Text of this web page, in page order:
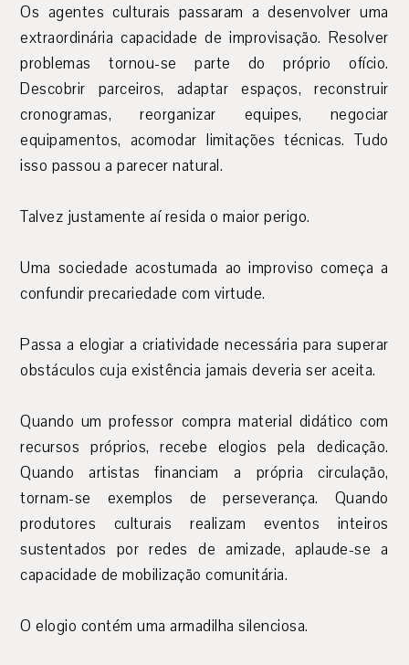
Os agentes culturais passaram a desenvolver uma
extraordinária capacidade de improvisação. Resolver
problemas tornou-se parte do próprio ofício.
Descobrir parceiros, adaptar espaços, reconstruir
cronogramas, reorganizar equipes, negociar
equipamentos, acomodar limitações técnicas. Tudo
isso passou a parecer natural.
Talvez justamente aí resida o maior perigo.
Uma sociedade acostumada ao improviso começa a
confundir precariedade com virtude.
Passa a elogiar a criatividade necessária para superar
obstáculos cuja existência jamais deveria ser aceita.
Quando um professor compra material didático com
recursos próprios, recebe elogios pela dedicação.
Quando artistas financiam a própria circulação,
tornam-se exemplos de perseverança. Quando
produtores culturais realizam eventos inteiros
sustentados por redes de amizade, aplaude-se a
capacidade de mobilização comunitária.
O elogio contém uma armadilha silenciosa.